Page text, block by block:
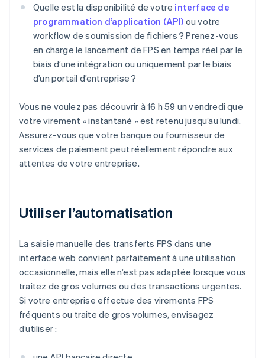
Quelle est la disponibilité de votre interface de
programmation d’application (API) ou votre
workflow de soumission de fichiers ? Prenez-vous
en charge le lancement de FPS en temps réel par le
biais d’une intégration ou uniquement par le biais
d’un portail d’entreprise ?
Vous ne voulez pas découvrir à 16 h 59 un vendredi que
votre virement « instantané » est retenu jusqu’au lundi.
Assurez-vous que votre banque ou fournisseur de
services de paiement peut réellement répondre aux
attentes de votre entreprise.
Utiliser l’automatisation
La saisie manuelle des transferts FPS dans une
interface web convient parfaitement à une utilisation
occasionnelle, mais elle n’est pas adaptée lorsque vous
traitez de gros volumes ou des transactions urgentes.
Si votre entreprise effectue des virements FPS
fréquents ou traite de gros volumes, envisagez
d’utiliser :